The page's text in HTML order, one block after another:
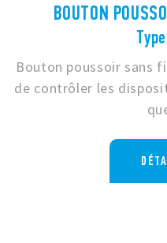
BOUTON
Bouton poussoir sans
de contrôler les